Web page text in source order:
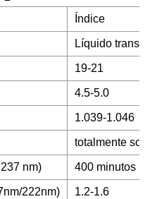
Índice
Líquido
19-21
4.5-5.0
1.039-1.046
totalmente
nm) 400 minutos
222nm) 1.2-1.6